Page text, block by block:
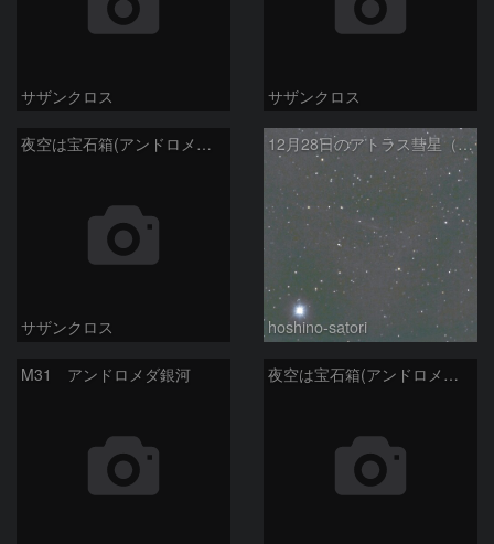
サザンクロス サザンクロス
夜空は宝石箱(アンドロメダ座大銀河 M31) Seestar50
サザンクロス
12月28日のアトラス彗星（C/2025K1）
hoshino-satori
M31 アンドロメダ銀河 夜空は宝石箱(アンドロメダ座 NGC891) Seestar50